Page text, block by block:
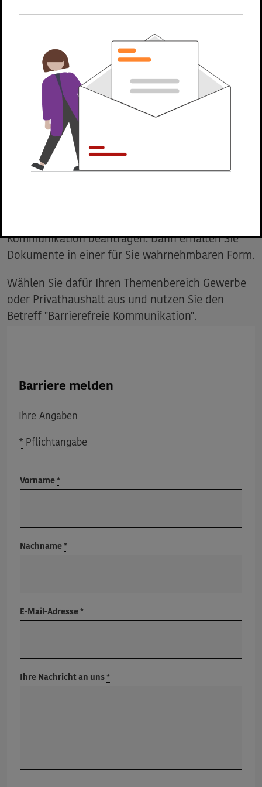
Geben Sie einfach Ihre Kontaktdaten ein und
nutzen Sie das Kommentarfeld um die Barriere
genau zu beschreiben und zu melden. Die
Webadresse, auf der Sie die Barriere gefunden
haben, wird automatisch mit dem Formular an
uns übersandt.
Barrierefreie Kommunikation
Kommunikation beantragen. Dann erhalten Sie
Dokumente in einer für Sie wahrnehmbaren Form.
Wählen Sie dafür Ihren Themenbereich Gewerbe
oder Privathaushalt aus und nutzen Sie den
Betreff "Barrierefreie Kommunikation".
Barriere melden
Ihre Angaben
* Pflichtangabe
Vorname *
Nachname *
E-Mail-Adresse *
Ihre Nachricht an uns *